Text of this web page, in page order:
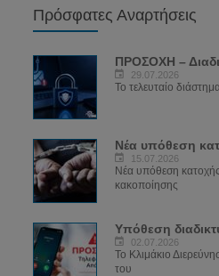
Πρόσφατες Αναρτήσεις
ΠΡΟΣΟΧΗ –
29.07.2026
Το τελευταίο
Νέα υπόθεση
15.07.2026
Νέα υπόθεση
κακοποίησης
Υπόθεση
02.07.2026
Το Κλιμάκιο
του